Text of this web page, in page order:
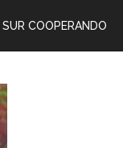
SUR COOPERANDO